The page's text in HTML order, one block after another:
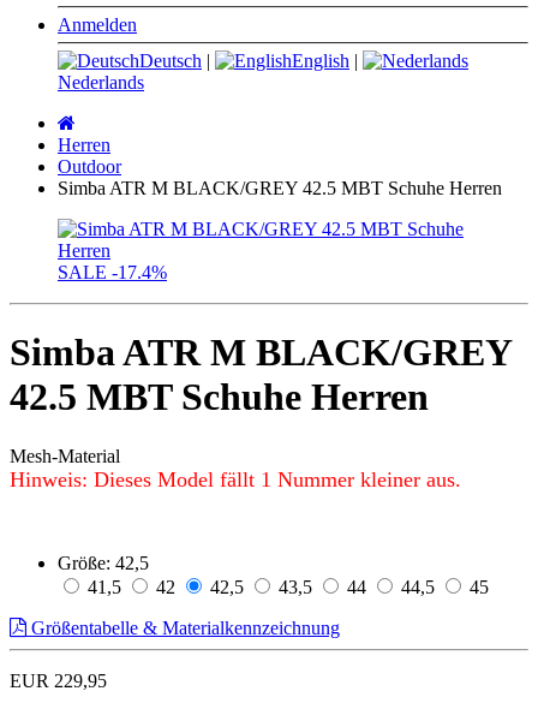
Anmelden
Deutsch | English |
Nederlands
Herren
Outdoor
Simba ATR M BLACK/GREY 42.5 MBT Schuhe Herren
SALE -17.4%
Simba ATR M BLACK/GREY
42.5 MBT Schuhe Herren
Mesh-Material
Hinweis: Dieses Model fällt 1 Nummer kleiner aus.
Größe: 42,5
41,5
42 42,5 43,5 44 44,5
45
Größentabelle & Materialkennzeichnung
EUR 229,95